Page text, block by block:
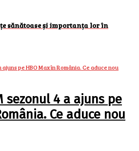
sănătoase și importanța lor în
sezonul 4 a ajuns pe
Ce aduce nou